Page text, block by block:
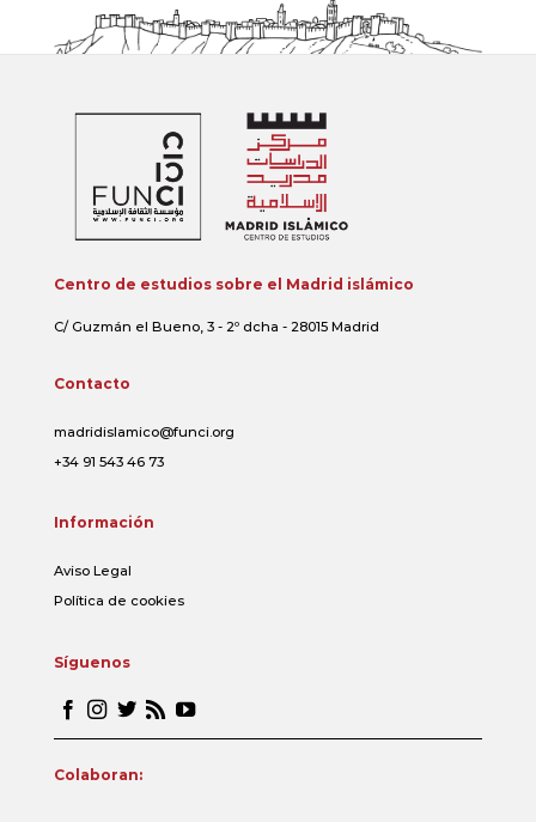
Centro de estudios sobre el Madrid islámico
C/ Guzmán el Bueno, 3 - 2º dcha - 28015 Madrid
Contacto
madridislamico@funci.org
+34 91 543 46 73
Información
Aviso Legal
Política de cookies
Síguenos
Colaboran: